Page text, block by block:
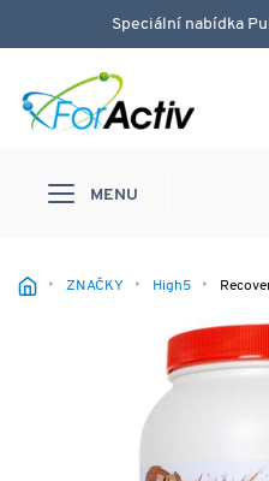
Speciální nabídka
MENU
ZNAČKY High5